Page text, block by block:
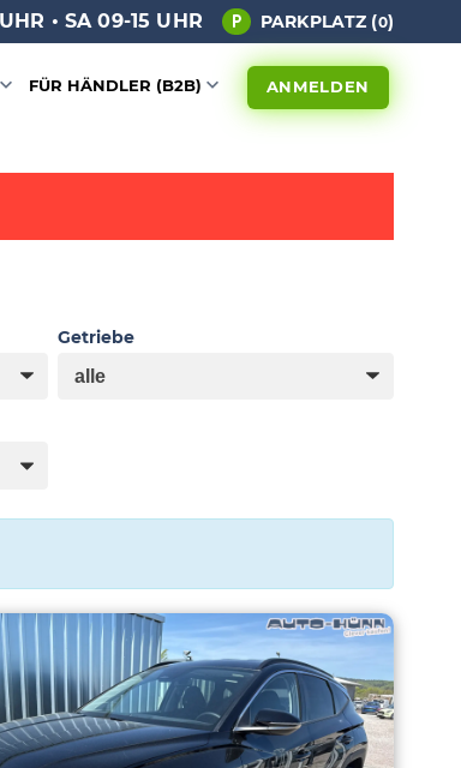
• SA 09-15 UHR PARKPLATZ (0)
FÜR HÄNDLER (B2B) ANMELDEN
Getriebe